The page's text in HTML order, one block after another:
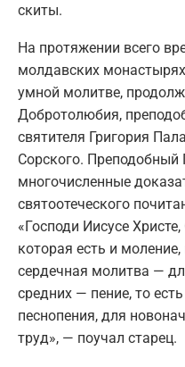
скиты.
На протяжении всего
молдавских
умной молитве,
Добротолюбия,
святителя Григория
Сорского. Преподобный
многочисленные
святоотеческого
«Господи Иисусе
которая есть и
сердечная молитва —
средних — пение, то
песнопения, для
труд», — поучал старец.